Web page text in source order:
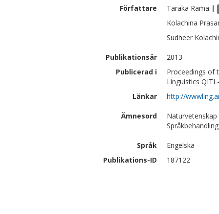
Författare Taraka Rama |
Kolachina
Sudheer
Publikationsår
2013
Publicerad i
Proceedings of
Linguistics
Länkar
http://
Ämnesord
Språk
Engelska
Publikations-ID
187122